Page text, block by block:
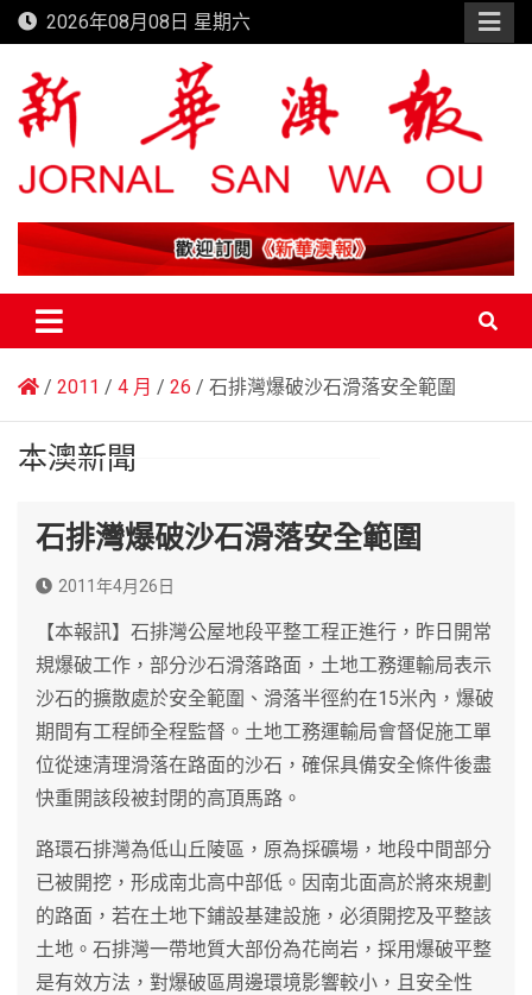
Skip
to
content
2026年08月08日 星期六
新華澳報
2011 4 月 26 石排灣爆破沙石滑落安全範圍
本澳新聞
石排灣爆破沙石滑落安全範圍
2011年4月26日
【本報訊】石排灣公屋地段平整工程正進行，昨日開常
規爆破工作，部分沙石滑落路面，土地工務運輸局表示
沙石的擴散處於安全範圍、滑落半徑約在15米內，爆破
期間有工程師全程監督。土地工務運輸局會督促施工單
位從速清理滑落在路面的沙石，確保具備安全條件後盡
快重開該段被封閉的高頂馬路。
路環石排灣為低山丘陵區，原為採礦場，地段中間部分
已被開挖，形成南北高中部低。因南北面高於將來規劃
的路面，若在土地下鋪設基建設施，必須開挖及平整該
土地。石排灣一帶地質大部份為花崗岩，採用爆破平整
是有效方法，對爆破區周邊環境影響較小，且安全性